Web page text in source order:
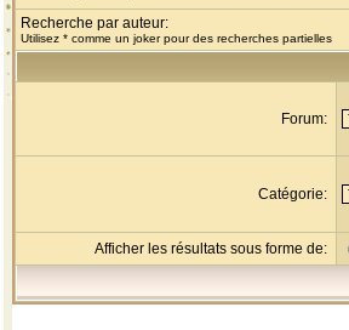
Recherche par auteur:
Utilisez * comme un joker pour des recherches partielles
Forum:
Catégorie:
Afficher les résultats sous forme de: